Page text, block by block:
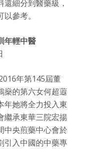
細分到醫藥級，
參考。
年輕中醫
年第145屆董
燊的第六女何超蕸
年她將全力投入東
繼承東華三院宏揚
中央煎藥中心會於
引入中國的中藥專